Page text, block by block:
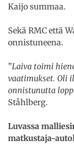
Kaijo summaa.
Sekä RMC että
onnistuneena.
”Laiva toimi
vaatimukset. Oli
onnistunutta
Ståhlberg.
Luvassa
matkustaja-